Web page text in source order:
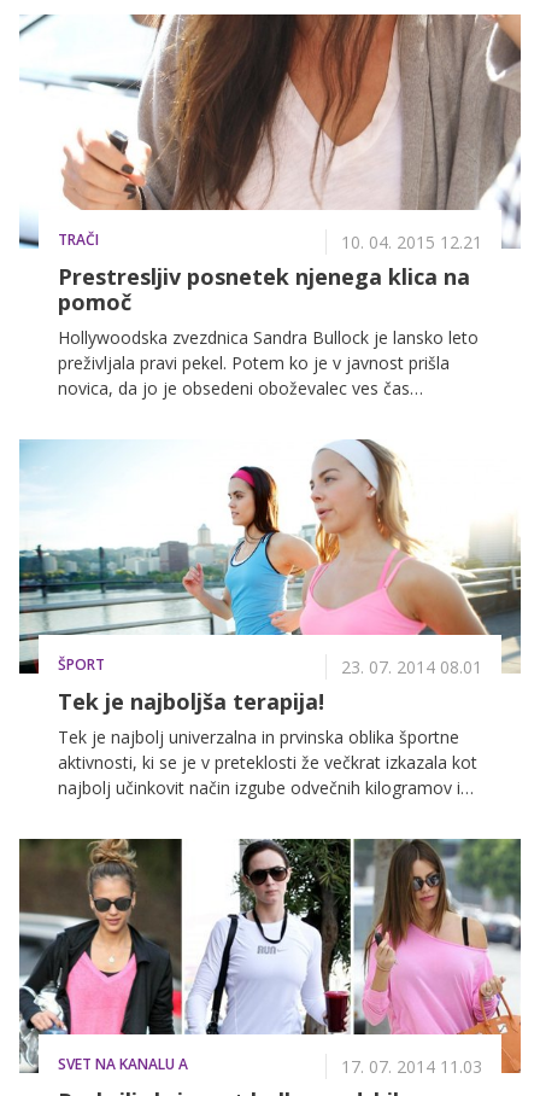
počakati in zanjo odšteti vrtoglavo vsoto denarja.
Torbica je ime dobila po britanski igralki in pevki Jane
Birkin, ki zahteva, da se njeno ime umakne z modela
narejenega iz krokodilje kože.
TRAČI 10. 04. 2015 12.21
Prestresljiv posnetek njenega klica na
pomoč
Hollywoodska zvezdnica Sandra Bullock je lansko leto
preživljala pravi pekel. Potem ko je v javnost prišla
novica, da jo je obsedeni oboževalec ves čas
pricurljal tudi posnetek njenega klica na pomoč.
ŠPORT 23. 07. 2014 08.01
Tek je najboljša terapija!
Tek je najbolj univerzalna in prvinska oblika športne
aktivnosti, ki se je v preteklosti že večkrat izkazala kot
najbolj učinkovit način izgube odvečnih kilogramov in
opreme, razen tekaških superg in primernih športnih
oblačil. Pri teku, kjer največ bremena nosijo noge, je
izbira prave športne obutve ključnega pomena za
maksimalen užitek, rezultat in napredovanje. Sedaj je
torej pravi čas, da končno naredite nekaj za svoje telo
in dušo, izboljšate svoje zdravje in spoznate svoje
prave mere zmogljivosti.
SVET NA KANALU A 17. 07. 2014 11.03